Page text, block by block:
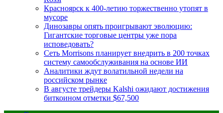
Красноярск к 400-летию торжественно утопят в
мусоре
Динозавры опять проигрывают эволюцию:
Гигантские торговые центры уже пора
исповедовать?
Сеть Morrisons планирует внедрить в 200 точках
систему самообслуживания на основе ИИ
Аналитики ждут волатильной недели на
российском рынке
В августе трейдеры Kalshi ожидают достижения
биткоином отметки $67,500